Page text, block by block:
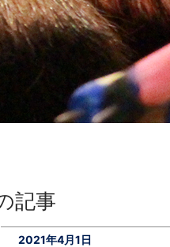
記事
2021年4月1日